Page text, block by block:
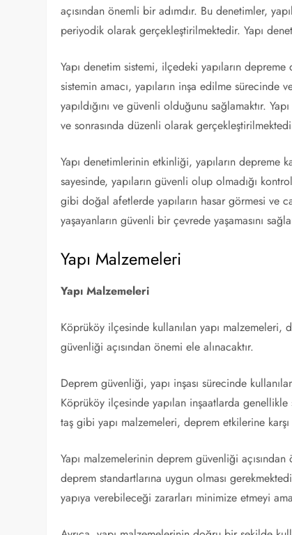
açısından önemli bir adımdır. Bu denetimler,
periyodik olarak gerçekleştirilmektedir. Yapı
Yapı denetim sistemi, ilçedeki yapıların depreme
sistemin amacı, yapıların inşa edilme sürecinde
yapıldığını ve güvenli olduğunu sağlamaktır.
ve sonrasında düzenli olarak
Yapı denetimlerinin etkinliği, yapıların depreme
sayesinde, yapıların güvenli olup olmadığı
gibi doğal afetlerde yapıların hasar görmesi ve
yaşayanların güvenli bir çevrede yaşamasını
Yapı Malzemeleri
Yapı Malzemeleri
Köprüköy ilçesinde kullanılan yapı malzemeleri,
güvenliği açısından önemi ele alınacaktır.
Deprem güvenliği, yapı inşası sürecinde
Köprüköy ilçesinde yapılan inşaatlarda
taş gibi yapı malzemeleri, deprem etkilerine karşı
Yapı malzemelerinin deprem güvenliği
deprem standartlarına uygun olması
yapıya verebileceği zararları minimize etmeyi